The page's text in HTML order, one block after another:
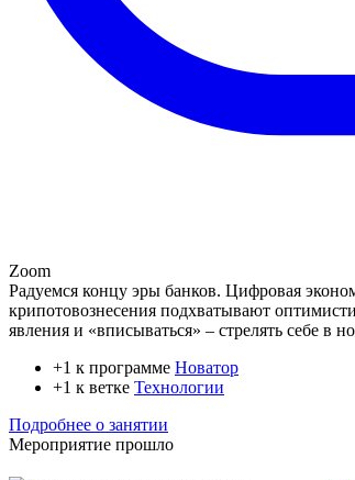
Zoom
Радуемся концу эры банков. Цифровая
крипотовознесения подхватывают
явления и «вписываться» – стрелять себе в
+1 к программе Новатор
+1 к ветке Технологии
Подробнее о занятии
Мероприятие прошло